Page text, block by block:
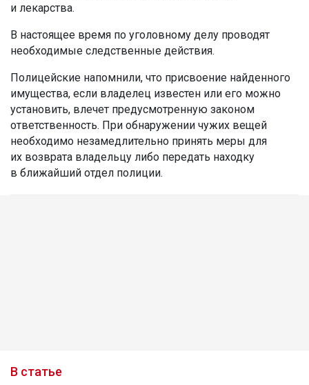
и лекарства.
В настоящее время по уголовному делу проводят
необходимые следственные действия.
Полицейские напомнили, что присвоение найденного
имущества, если владелец известен или его можно
установить, влечет предусмотренную законом
ответственность. При обнаружении чужих вещей
необходимо незамедлительно принять меры для
их возврата владельцу либо передать находку
в ближайший отдел полиции.
В статье